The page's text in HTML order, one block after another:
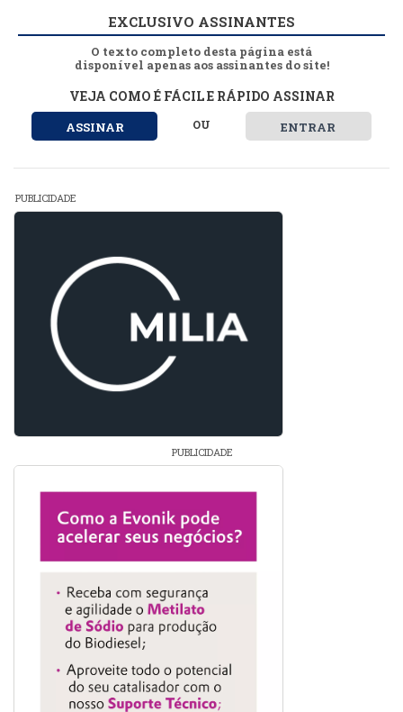
EXCLUSIVO ASSINANTES
O texto completo desta página está
disponível apenas aos assinantes do site!
VEJA COMO É FÁCIL E RÁPIDO ASSINAR
ASSINAR OU ENTRAR
PUBLICIDADE
PUBLICIDADE